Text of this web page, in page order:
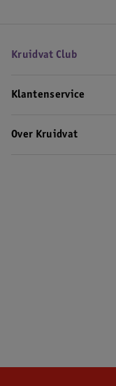
Kruidvat Club
Klantenservice
Over Kruidvat